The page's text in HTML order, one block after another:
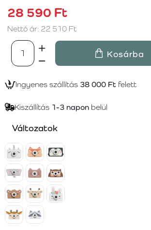
28 590 Ft
Nettó ár: 22 510 Ft
Kosárba
Ingyenes szállítás 38 000 Ft felett
Kiszállítás 1-3 napon belül
Változatok